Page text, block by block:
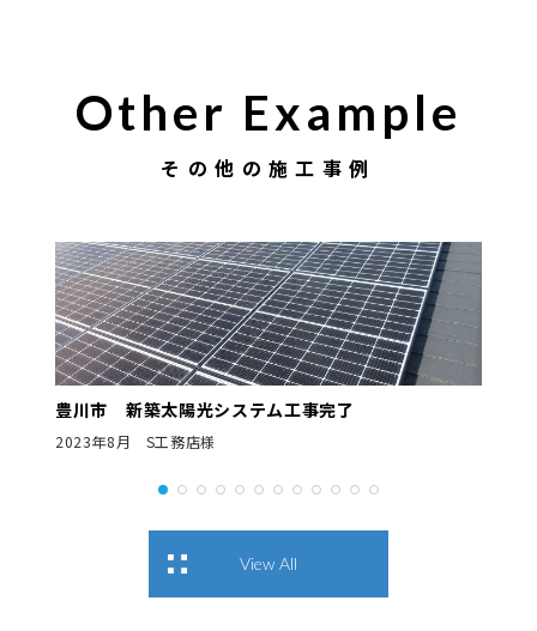
Other Example
その他の施工事例
豊川市 新築太陽光システム工事完了
2023年8月 S工務店様
View All